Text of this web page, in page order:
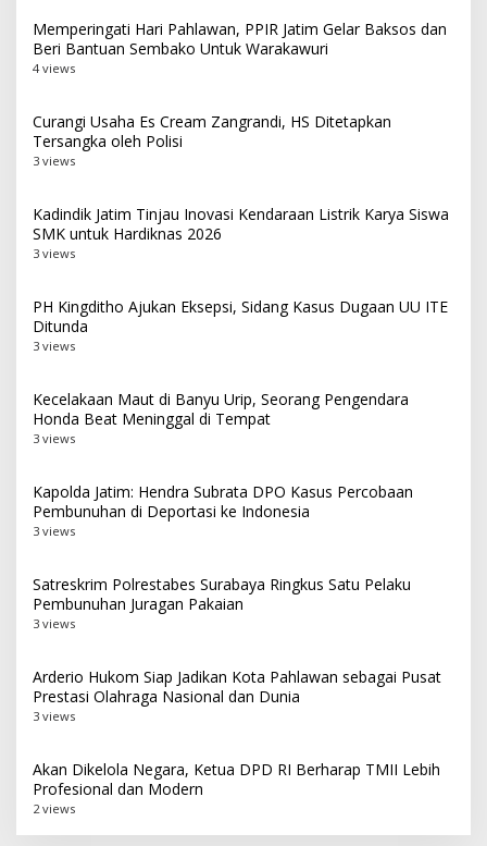
Memperingati Hari Pahlawan, PPIR Jatim Gelar Baksos dan
Beri Bantuan Sembako Untuk Warakawuri
4 views
Curangi Usaha Es Cream Zangrandi, HS Ditetapkan
Tersangka oleh Polisi
3 views
Kadindik Jatim Tinjau Inovasi Kendaraan Listrik Karya Siswa
SMK untuk Hardiknas 2026
3 views
PH Kingditho Ajukan Eksepsi, Sidang Kasus Dugaan UU ITE
Ditunda
3 views
Kecelakaan Maut di Banyu Urip, Seorang Pengendara
Honda Beat Meninggal di Tempat
3 views
Kapolda Jatim: Hendra Subrata DPO Kasus Percobaan
Pembunuhan di Deportasi ke Indonesia
3 views
Satreskrim Polrestabes Surabaya Ringkus Satu Pelaku
Pembunuhan Juragan Pakaian
3 views
Arderio Hukom Siap Jadikan Kota Pahlawan sebagai Pusat
Prestasi Olahraga Nasional dan Dunia
3 views
Akan Dikelola Negara, Ketua DPD RI Berharap TMII Lebih
Profesional dan Modern
2 views